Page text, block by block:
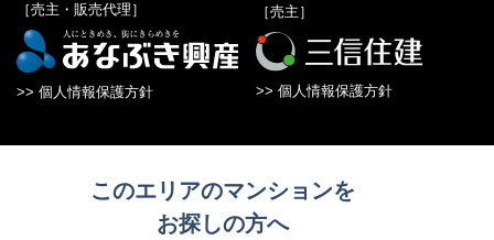
［売主・販売代理］
>> 個人情報保護方針
［売主］
>> 個人情報保護方針
このエリアのマンションを
お探しの方へ